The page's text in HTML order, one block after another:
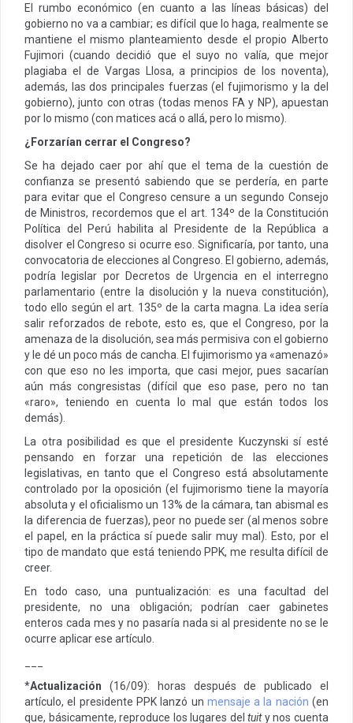
El rumbo económico (en cuanto a las líneas básicas) del
gobierno no va a cambiar; es difícil que lo haga, realmente se
mantiene el mismo planteamiento desde el propio Alberto
Fujimori (cuando decidió que el suyo no valía, que mejor
plagiaba el de Vargas Llosa, a principios de los noventa),
además, las dos principales fuerzas (el fujimorismo y la del
gobierno), junto con otras (todas menos FA y NP), apuestan
por lo mismo (con matices acá o allá, pero lo mismo).
¿Forzarían cerrar el Congreso?
Se ha dejado caer por ahí que el tema de la cuestión de
confianza se presentó sabiendo que se perdería, en parte
para evitar que el Congreso censure a un segundo Consejo
de Ministros, recordemos que el art. 134º de la Constitución
Política del Perú habilita al Presidente de la República a
disolver el Congreso si ocurre eso. Significaría, por tanto, una
convocatoria de elecciones al Congreso. El gobierno, además,
podría legislar por Decretos de Urgencia en el interregno
parlamentario (entre la disolución y la nueva constitución),
todo ello según el art. 135º de la carta magna. La idea sería
salir reforzados de rebote, esto es, que el Congreso, por la
amenaza de la disolución, sea más permisiva con el gobierno
y le dé un poco más de cancha. El fujimorismo ya «amenazó»
con que eso no les importa, que casi mejor, pues sacarían
aún más congresistas (difícil que eso pase, pero no tan
«raro», teniendo en cuenta lo mal que están todos los
demás).
La otra posibilidad es que el presidente Kuczynski sí esté
pensando en forzar una repetición de las elecciones
legislativas, en tanto que el Congreso está absolutamente
controlado por la oposición (el fujimorismo tiene la mayoría
absoluta y el oficialismo un 13% de la cámara, tan abismal es
la diferencia de fuerzas), peor no puede ser (al menos sobre
el papel, en la práctica sí puede salir muy mal). Esto, por el
tipo de mandato que está teniendo PPK, me resulta difícil de
creer.
En todo caso, una puntualización: es una facultad del
presidente, no una obligación; podrían caer gabinetes
enteros cada mes y no pasaría nada si al presidente no se le
ocurre aplicar ese artículo.
*Actualización (16/09): horas después de publicado el
artículo, el presidente PPK lanzó un mensaje a la nación (en
que, básicamente, reproduce los lugares deltuity nos cuenta